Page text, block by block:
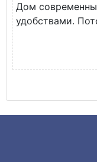
Дом
удобствами.